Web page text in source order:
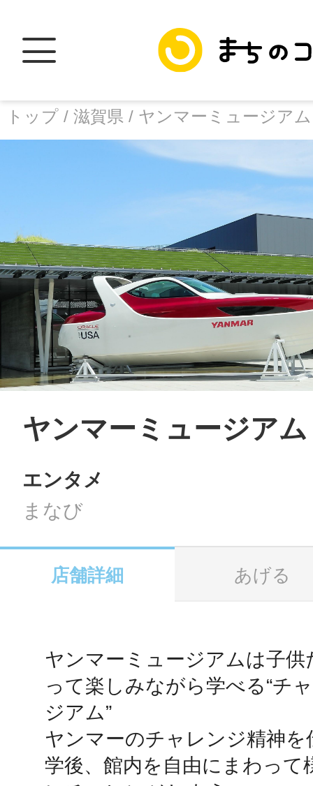
トップ / 滋賀県 / ヤンマーミュージアム
X
LINE
SMS
URLをコピー
ヤンマーミュージアム
エンタメ
まなび
店舗詳細 あげる
ヤンマーミュージアムは子
って楽しみながら学べる“チ
ジアム”
ヤンマーのチャレンジ精神
学後、館内を自由にまわって
トップ
加盟スポットに
地域に導入を
智頭
鴻巣
池袋